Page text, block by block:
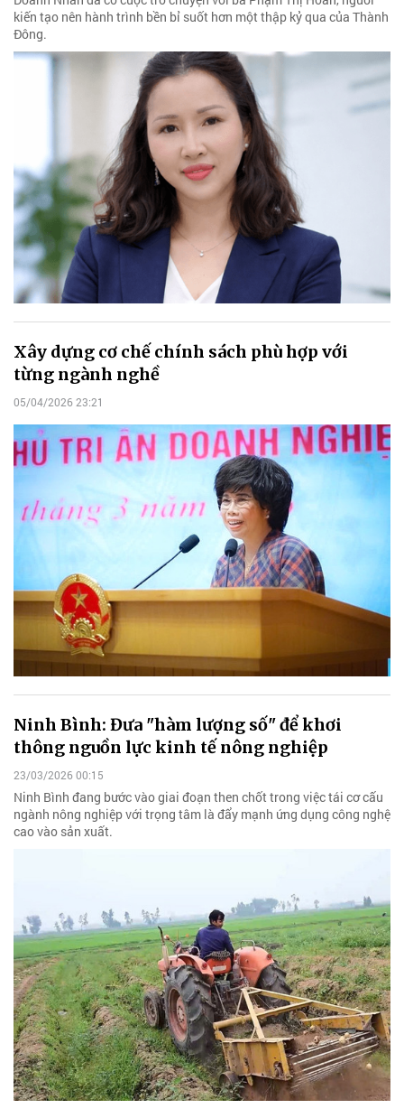
kiến tạo nên hành trình bền bỉ suốt hơn một thập kỷ qua của Thành
Đông.
Xây dựng cơ chế chính sách phù hợp với
từng ngành nghề
05/04/2026 23:21
Ninh Bình: Đưa "hàm lượng số" để khơi
thông nguồn lực kinh tế nông nghiệp
23/03/2026 00:15
Ninh Bình đang bước vào giai đoạn then chốt trong việc tái cơ cấu
ngành nông nghiệp với trọng tâm là đẩy mạnh ứng dụng công nghệ
cao vào sản xuất.